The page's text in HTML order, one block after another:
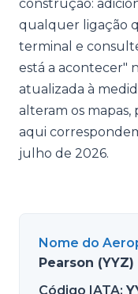
construção:
qualquer ligação
terminal e
está a acontecer"
atualizada à
alteram os
aqui
julho de 2026.
Nome do
Pearson (YYZ)
Código IATA: